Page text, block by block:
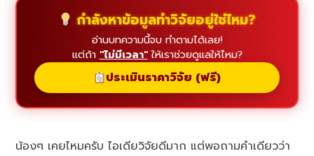
กำลังหาข้อมูลทำวิจัยอยู่ใช่ไหม?
อ่านบทความนี้จบ ทำตามได้เลย!
แต่ถ้า "ไม่มีเวลา"ให้เราช่วยดูแลให้ไหม?
ประเมินราคาวิจัย (ฟรี)
น้องๆ เคยไหมครับ ไอเดียวิจัยดีมาก แต่พอถามคำเดียวว่า